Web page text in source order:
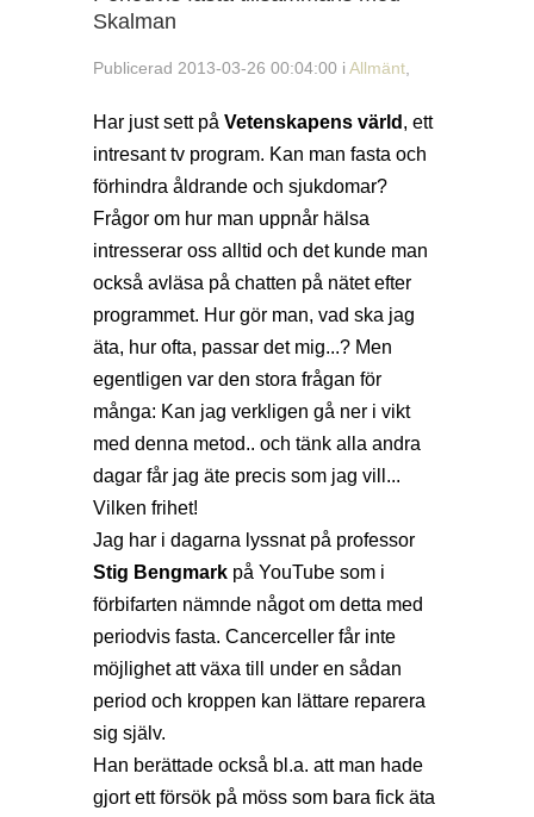
Skalman
Publicerad 2013-03-26 00:04:00 i Allmänt
Har just sett på Vetenskapens värld , ett
intresant tv program. Kan man fasta och
förhindra åldrande och sjukdomar?
Frågor om hur man uppnår hälsa
intresserar oss alltid och det kunde man
också avläsa på chatten på nätet efter
programmet. Hur gör man, vad ska jag
äta, hur ofta, passar det mig...? Men
egentligen var den stora frågan för
många: Kan jag verkligen gå ner i vikt
med denna metod.. och tänk alla andra
dagar får jag äte precis som jag vill...
Vilken frihet!
Jag har i dagarna lyssnat på professor
Stig Bengmark på YouTube som i
förbifarten nämnde något om detta med
periodvis fasta. Cancerceller får inte
möjlighet att växa till under en sådan
period och kroppen kan lättare reparera
sig själv.
Han berättade också bl.a. att man hade
gjort ett försök på möss som bara fick äta